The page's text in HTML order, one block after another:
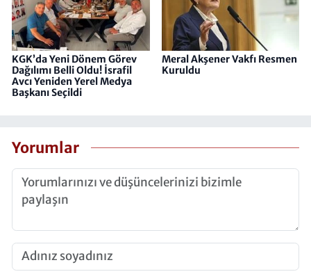
KGK’da Yeni Dönem Görev
Dağılımı Belli Oldu! İsrafil
Avcı Yeniden Yerel Medya
Başkanı Seçildi
Meral Akşener Vakfı Resmen
Kuruldu
Yorumlar